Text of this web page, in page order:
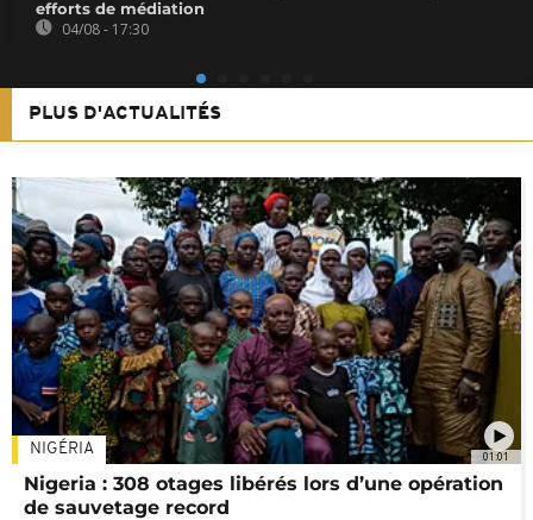
efforts de médiation
04/08 - 17:30
PLUS D'ACTUALITÉS
01:01
NIGÉRIA
Nigeria : 308 otages libérés lors d’une opération
de sauvetage record